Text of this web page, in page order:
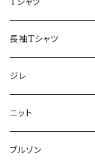
50/XL～
48/L
50/XL～
46/M
48/L
50/XL～
～44/S
46/M
48/L
50/XL～
長袖Tシャツ
～44/S
46/M
48/L
ジレ
～44/S
46/M
ニット
～44/S
ブルゾン